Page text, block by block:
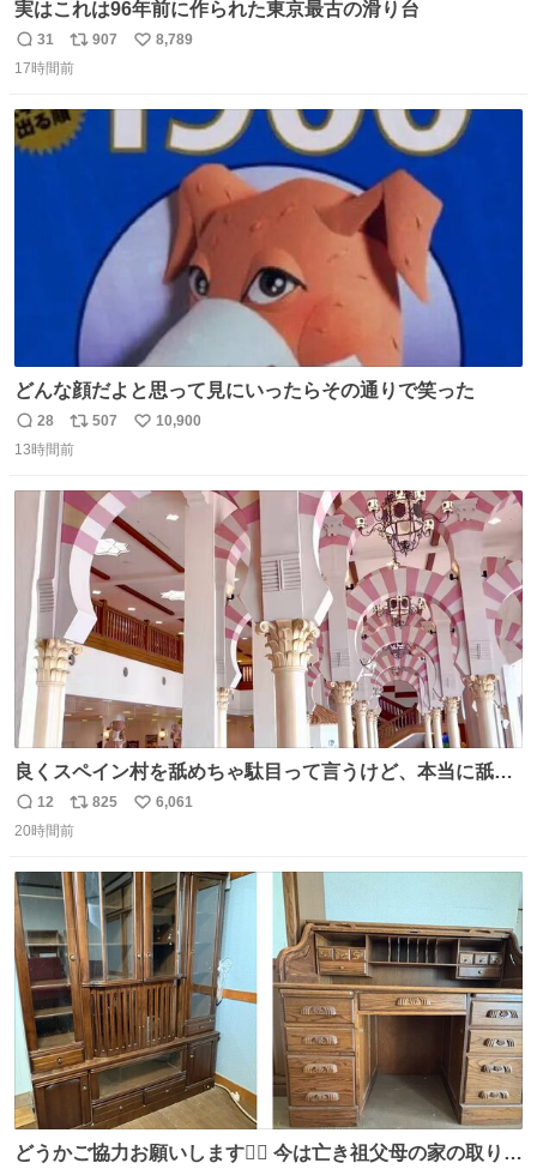
実はこれは96年前に作られた東京最古の滑り台
返
信
31
リ
ポ
ト
数
907
い
8,789
17時間前
どんな顔だよと思って見にいったらその通りで笑った
返
信
28
リ
ポ
ト
数
507
い
10,900
13時間前
良くスペイン村を舐めちゃ駄目って言うけど、本当に舐め
ちゃ行けないのはスペィン村ホテル🏛🏨 だってロビーから
中庭抜けるだけでこの有様🤩 ディズニーホテル泊まってる
ニャは益々素晴らしい場所になってる
返
信
12
リ
ポ
ト
数
825
い
数
6,061
20時間前
どうかご協力お願いします🙇‍♂️ 今は亡き祖父母の家の取り壊